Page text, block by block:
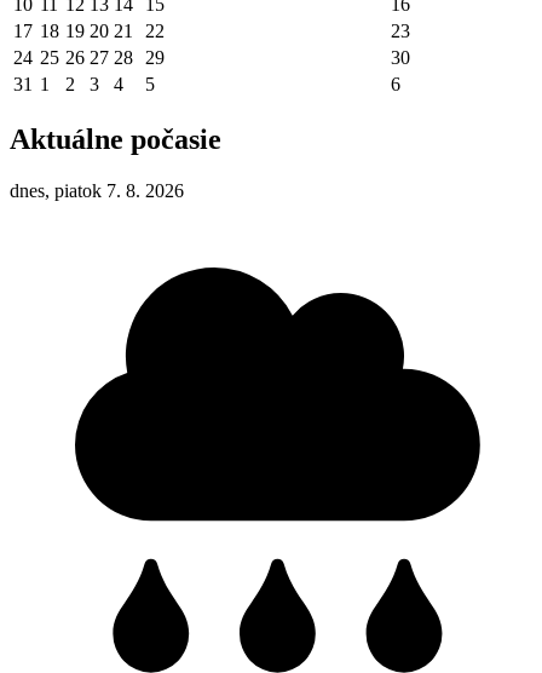
10 11 12 13 14 15
16
17 18 19 20 21 22
23
24 25 26 27 28 29
30
31 1 2 3 4 5 6
Aktuálne počasie
dnes, piatok 7. 8. 2026